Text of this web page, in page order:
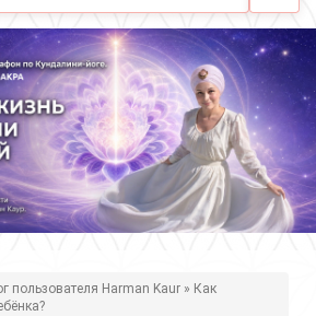
пользователя Harman Kaur » Как